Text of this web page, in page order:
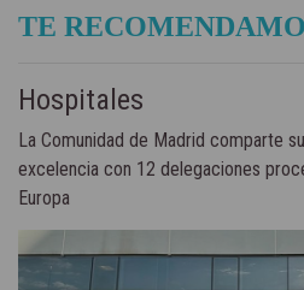
TE
Hospitales
La Comunidad de Madrid comparte
excelencia con 12 delegaciones
Europa